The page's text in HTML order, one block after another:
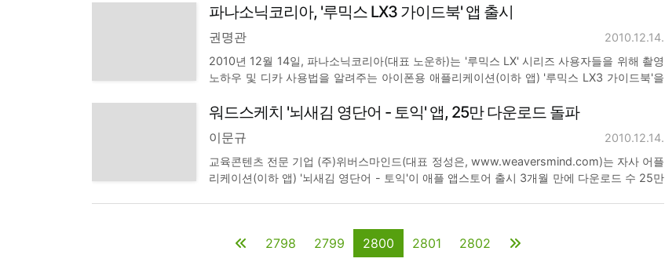
2.0 보다 무려 10배나 빠른 속도를 자랑한다. 새로텍(
파나소닉코리아, '루믹스 LX3 가이드북' 앱 출시
권명관
2010.12.14.
2010년 12월 14일, 파나소닉코리아(대표 노운하)는 '루믹스 LX' 시리즈 사용자들을 위해 촬영
노하우 및 디카 사용법을 알려주는 아이폰용 애플리케이션(이하 앱) '루믹스 LX3 가이드북'을
토대로 사용법, 사진촬영 강좌, 포즈 잡기 3가지 테
워드스케치 '뇌새김 영단어 - 토익' 앱, 25만 다운로드 돌파
이문규
2010.12.14.
교육콘텐츠 전문 기업 (주)위버스마인드(대표 정성은, www.weaversmind.com)는 자사 어플
리케이션(이하 앱) '뇌새김 영단어 - 토익'이 애플 앱스토어 출시 3개월 만에 다운로드 수 25만
2798 2799 2800 2801 2802